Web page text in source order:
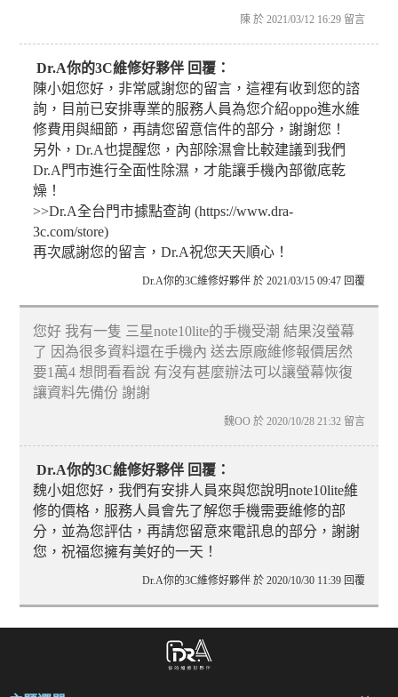
陳 於 2021/03/12 16:29 留言
Dr.A你的3C維修好夥伴 回覆：
陳小姐您好，非常感謝您的留言，這裡有收到您的諮
詢，目前已安排專業的服務人員為您介紹oppo進水維
修費用與細節，再請您留意信件的部分，謝謝您！
另外，Dr.A也提醒您，內部除濕會比較建議到我們
Dr.A門市進行全面性除濕，才能讓手機內部徹底乾
燥！
>>Dr.A全台門市據點查詢 (https://www.dra-
3c.com/store)
再次感謝您的留言，Dr.A祝您天天順心！
Dr.A你的3C維修好夥伴 於 2021/03/15 09:47 回覆
您好 我有一隻 三星note10lite的手機受潮 結果沒螢幕
了 因為很多資料還在手機內 送去原廠維修報價居然
要1萬4 想問看看說 有沒有甚麼辦法可以讓螢幕恢復
讓資料先備份 謝謝
魏OO 於 2020/10/28 21:32 留言
Dr.A你的3C維修好夥伴 回覆：
魏小姐您好，我們有安排人員來與您說明note10lite維
修的價格，服務人員會先了解您手機需要維修的部
分，並為您評估，再請您留意來電訊息的部分，謝謝
您，祝福您擁有美好的一天！
Dr.A你的3C維修好夥伴 於 2020/10/30 11:39 回覆